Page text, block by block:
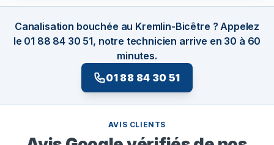
Canalisation bouchée au Kremlin-Bicêtre ? Appelez
le 01 88 84 30 51, notre technicien arrive en 30 à 60
minutes.
01 88 84 30 51
AVIS CLIENTS